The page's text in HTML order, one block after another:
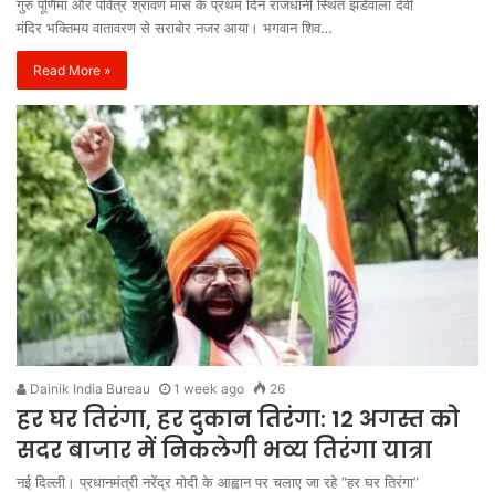
गुरु पूर्णिमा और पवित्र श्रावण मास के प्रथम दिन राजधानी स्थित झंडेवाला देवी
मंदिर भक्तिमय वातावरण से सराबोर नजर आया। भगवान शिव…
Read More »
Dainik India Bureau 1 week ago 26
हर घर तिरंगा, हर दुकान तिरंगा: 12 अगस्त को
सदर बाजार में निकलेगी भव्य तिरंगा यात्रा
नई दिल्ली। प्रधानमंत्री नरेंद्र मोदी के आह्वान पर चलाए जा रहे “हर घर तिरंगा”